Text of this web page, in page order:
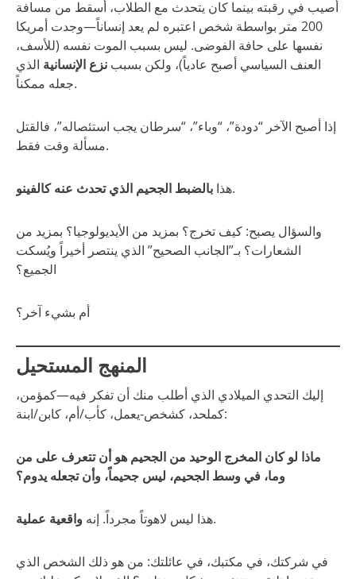
أصيب في رقبته بينما كان يتحدث مع الطلاب، أُسقط من مسافة
200 متر بواسطة شخص اعتبره لم يعد إنساناً—وجدت أمريكا
نفسها على حافة الفوضى. ليس بسبب الموت نفسه (للأسف،
العنف السياسي أصبح عادياً)، ولكن بسبب نزع الإنسانية الذي
جعله ممكناً.
إذا أصبح الآخر “دودة”، “وباء”، “سرطان يجب استئصاله”، فالقتل
مسألة وقت فقط.
هذا بالضبط الجحيم الذي تحدث عنه كالفينو .
والسؤال يصبح: كيف تخرج؟ بمزيد من الأيديولوجيا؟ بمزيد من
الشعارات؟ بـ”الجانب الصحيح” الذي ينتصر أخيراً ويُسكت
الجميع؟
أم بشيء آخر؟
المنهج المستحيل
إليك التحدي الميلادي الذي أطلب منك أن تفكر فيه—كمؤمن،
كملحد، كشخص-يعمل، كأب/أم، كابن/ابنة:
ماذا لو كان المخرج الوحيد من الجحيم هو أن تتعرف على من
وما، في وسط الجحيم، ليس جحيماً، وأن تجعله يدوم؟
هذا ليس لاهوتاً مجرداً. إنه واقعية عملية .
في شركتك، في مكتبك، في عائلتك: من هو ذلك الشخص الذي